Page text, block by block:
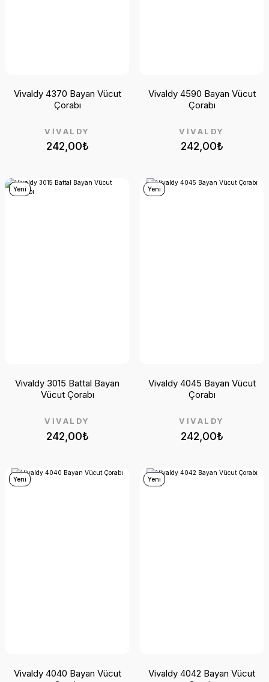
242,00₺
VİVALDY
Vivaldy 4370 Bayan Vücut
Çorabı
242,00₺
VİVALDY
Vivaldy 4590 Bayan Vücut
Çorabı
Yeni
242,00₺
VİVALDY
Vivaldy 3015 Battal Bayan
Vücut Çorabı
Yeni
242,00₺
VİVALDY
Vivaldy 4045 Bayan Vücut
Çorabı
Yeni
Vivaldy 4040 Bayan Vücut
Yeni
Vivaldy 4042 Bayan Vücut